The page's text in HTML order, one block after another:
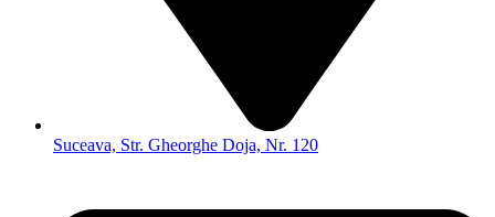
Suceava, Str. Gheorghe Doja, Nr. 120